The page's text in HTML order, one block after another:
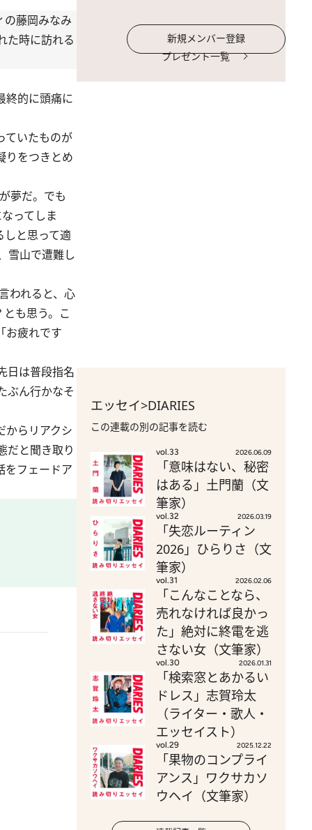
の藤岡みなみ
た時に訪れる
終的に頭痛に
ていたものが
りをつきとめ
夢だ。でも
ってしま
しと思って適
雪山で遭難し
われると、心
も思う。こ
お疲れです
日は普段指名
ぶん行かなそ
からリアクシ
だと聞き取り
をフェードア
新規メンバー登録
プレゼント一覧
エッセイ>DIARIES
この連載の別の記事を読む
vol.33 2026.06.09
「意味はない、秘密
はある」土門蘭（文
筆家）
vol.32 2026.03.19
「失恋ルーティン
2026」ひらりさ（文
筆家）
vol.31 2026.02.06
「こんなことなら、
売れなければ良かっ
た」絶対に終電を逃
さない女（文筆家）
vol.30 2026.01.31
「検索窓とあかるい
ドレス」志賀玲太
（ライター・歌人・
エッセイスト）
vol.29 2025.12.22
「果物のコンプライ
アンス」ワクサカソ
ウヘイ（文筆家）